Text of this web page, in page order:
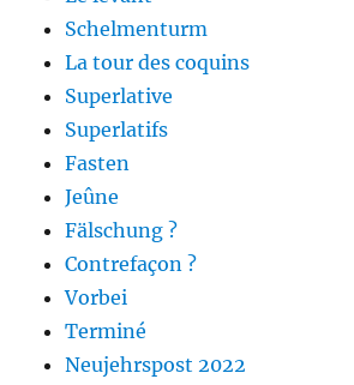
Schelmenturm
La tour des coquins
Superlative
Superlatifs
Fasten
Jeûne
Fälschung ?
Contrefaçon ?
Vorbei
Terminé
Neujehrspost 2022